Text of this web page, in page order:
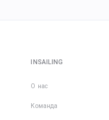
INSAILING
О нас
Команда